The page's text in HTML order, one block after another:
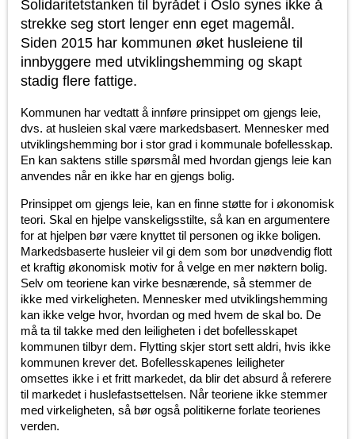
Solidaritetstanken til byrådet i Oslo synes ikke å
strekke seg stort lenger enn eget magemål.
Siden 2015 har kommunen øket husleiene til
innbyggere med utviklingshemming og skapt
stadig flere fattige.
Kommunen har vedtatt å innføre prinsippet om gjengs leie,
dvs. at husleien skal være markedsbasert. Mennesker med
utviklingshemming bor i stor grad i kommunale bofellesskap.
En kan saktens stille spørsmål med hvordan gjengs leie kan
anvendes når en ikke har en gjengs bolig.
Prinsippet om gjengs leie, kan en finne støtte for i økonomisk
teori. Skal en hjelpe vanskeligsstilte, så kan en argumentere
for at hjelpen bør være knyttet til personen og ikke boligen.
Markedsbaserte husleier vil gi dem som bor unødvendig flott
et kraftig økonomisk motiv for å velge en mer nøktern bolig.
Selv om teoriene kan virke besnærende, så stemmer de
ikke med virkeligheten. Mennesker med utviklingshemming
kan ikke velge hvor, hvordan og med hvem de skal bo. De
må ta til takke med den leiligheten i det bofellesskapet
kommunen tilbyr dem. Flytting skjer stort sett aldri, hvis ikke
kommunen krever det. Bofellesskapenes leiligheter
omsettes ikke i et fritt markedet, da blir det absurd å referere
til markedet i huslefastsettelsen. Når teoriene ikke stemmer
med virkeligheten, så bør også politikerne forlate teorienes
verden.